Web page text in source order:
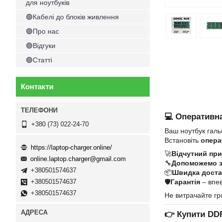
💻
Ваш ноутбук
Встановіть
🚀Відчутний
🔧Допоможемо
📦Швидка
🛡Гарантія –
Не витрачайте
👉 Купити
для ноутбуків
🟢Кабелі до блоків живлення
🟢Про нас
🟢Відгуки
🟢Статті
Контакти
+380 (73) 022-24-70
https://laptop-charger.online/
online.laptop.charger@gmail.com
+380501574637
+380501574637
+380501574637